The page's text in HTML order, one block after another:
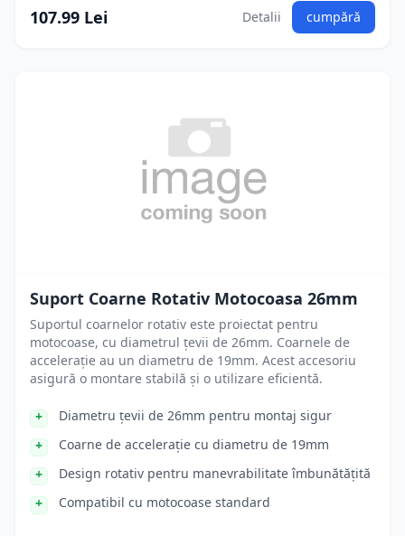
107.99 Lei Detalii cumpără
Suport Coarne Rotativ Motocoasa 26mm
Suportul coarnelor rotativ este proiectat pentru
motocoase, cu diametrul țevii de 26mm. Coarnele de
accelerație au un diametru de 19mm. Acest accesoriu
asigură o montare stabilă și o utilizare eficientă.
Diametru țevii de 26mm pentru montaj sigur
Coarne de accelerație cu diametru de 19mm
Design rotativ pentru manevrabilitate îmbunătățită
Compatibil cu motocoase standard